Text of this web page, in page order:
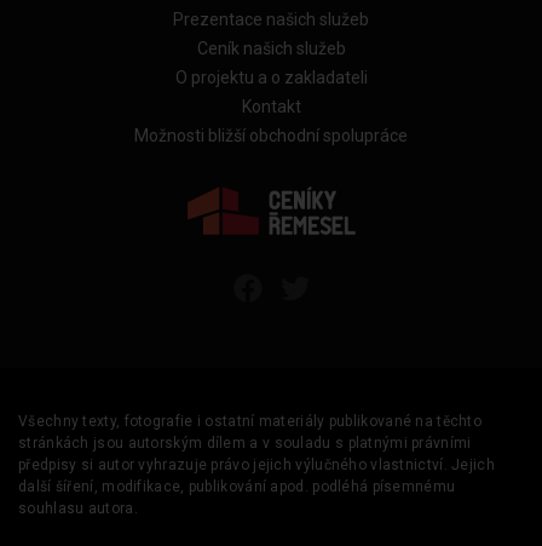
Prezentace našich služeb
Ceník našich služeb
O projektu a o zakladateli
Kontakt
Možnosti bližší obchodní spolupráce
Všechny texty, fotografie i ostatní materiály publikované na těchto
stránkách jsou autorským dílem a v souladu s platnými právními
předpisy si autor vyhrazuje právo jejich výlučného vlastnictví. Jejich
další šíření, modifikace, publikování apod. podléhá písemnému
souhlasu autora.